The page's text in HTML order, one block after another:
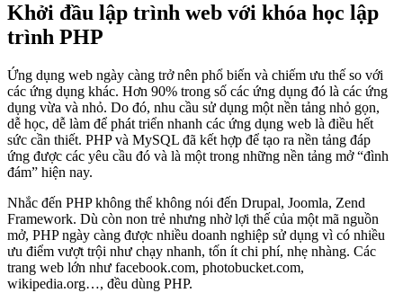
Khởi đầu lập trình web với khóa học lập
trình PHP
Ứng dụng web ngày càng trở nên phổ biến và chiếm ưu thế so với
các ứng dụng khác. Hơn 90% trong số các ứng dụng đó là các ứng
dụng vừa và nhỏ. Do đó, nhu cầu sử dụng một nền tảng nhỏ gọn,
dễ học, dễ làm để phát triển nhanh các ứng dụng web là điều hết
sức cần thiết. PHP và MySQL đã kết hợp để tạo ra nền tảng đáp
ứng được các yêu cầu đó và là một trong những nền tảng mở “đình
đám” hiện nay.
Nhắc đến PHP không thể không nói đến Drupal, Joomla, Zend
Framework. Dù còn non trẻ nhưng nhờ lợi thế của một mã nguồn
mở, PHP ngày càng được nhiều doanh nghiệp sử dụng vì có nhiều
ưu điểm vượt trội như chạy nhanh, tốn ít chi phí, nhẹ nhàng. Các
trang web lớn như facebook.com, photobucket.com,
wikipedia.org…, đều dùng PHP.